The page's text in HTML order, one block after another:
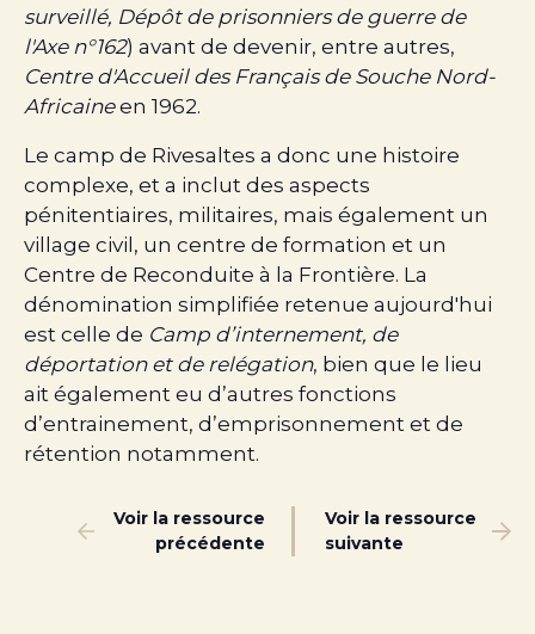
surveillé, Dépôt de prisonniers de guerre de
l'Axe n°162) avant de devenir, entre autres,
Centre d'Accueil des Français de Souche Nord-
Africaineen 1962.
Le camp de Rivesaltes a donc une histoire
complexe, et a inclut des aspects
pénitentiaires, militaires, mais également un
village civil, un centre de formation et un
Centre de Reconduite à la Frontière. La
dénomination simplifiée retenue aujourd'hui
est celle de Camp d’internement, de
déportation et de relégation, bien que le lieu
ait également eu d’autres fonctions
d’entrainement, d’emprisonnement et de
rétention notamment.
Voir la ressource
précédente
Voir la ressource
suivante